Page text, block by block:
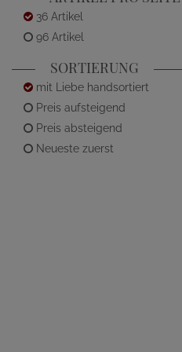
36 Artikel
96 Artikel
SORTIERUNG
mit Liebe handsortiert
Preis aufsteigend
Preis absteigend
Neueste zuerst